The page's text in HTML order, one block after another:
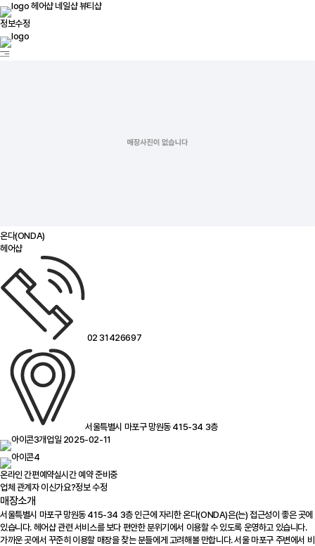
헤어샵 네일샵뷰티샵
정보수정
온다(ONDA)
헤어샵
02 31426697
서울특별시 마포구 망원동 415-34 3층
개업일 2025-02-11
온라인 간편예약실시간 예약 준비중
업체 관계자 이신가요?정보 수정
매장소개
서울특별시 마포구 망원동 415-34 3층 인근에 자리한 온다(ONDA)은(는) 접근성이 좋은 곳에
있습니다. 헤어샵 관련 서비스를 보다 편안한 분위기에서 이용할 수 있도록 운영하고 있습니다.
가까운 곳에서 꾸준히 이용할 매장을 찾는 분들에게 고려해볼 만합니다. 서울 마포구 주변에서 비